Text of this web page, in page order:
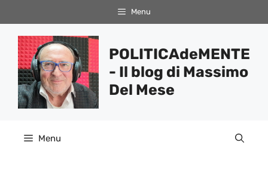
al
contenuto
Menu
POLITICAdeMENTE
- Il blog di Massimo
Del Mese
Menu